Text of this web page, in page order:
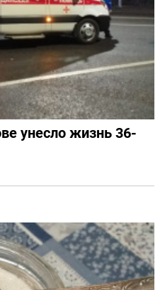
унесло жизнь 36-